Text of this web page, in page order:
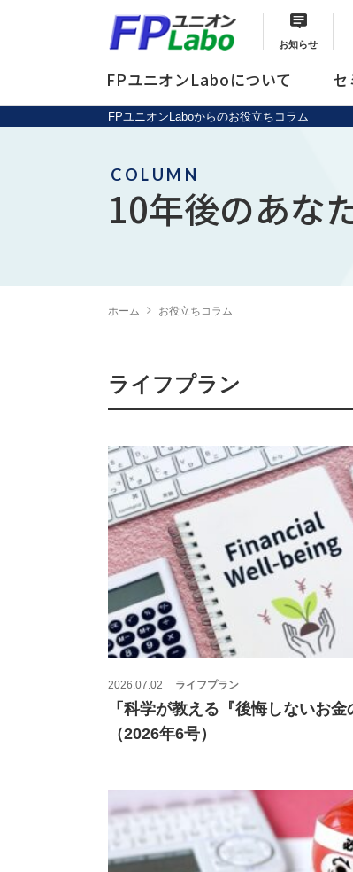
お知らせ
FPユニオンLaboについて セ
FPユニオンLaboからのお役立ちコラム
COLUMN
10年後のあな
ホーム お役立ちコラム
ライフプラン
2026.07.02 ライフプラン
「科学が教える『後悔しないお金
（2026年6号）